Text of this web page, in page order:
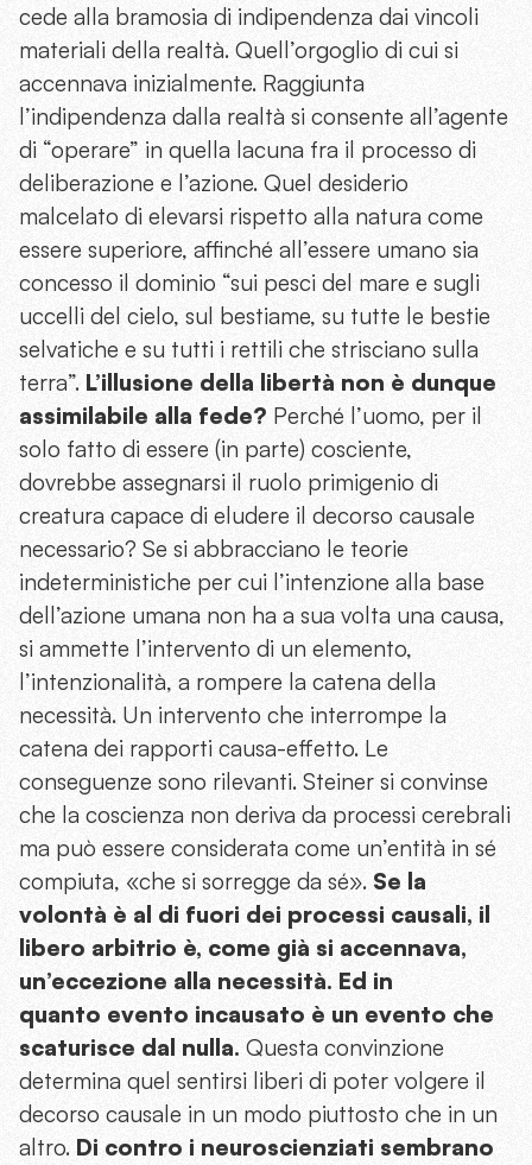
cede alla bramosia di indipendenza dai vincoli
materiali della realtà. Quell’orgoglio di cui si
accennava inizialmente. Raggiunta
l’indipendenza dalla realtà si consente all’agente
di “operare” in quella lacuna fra il processo di
deliberazione e l’azione. Quel desiderio
malcelato di elevarsi rispetto alla natura come
essere superiore, affinché all’essere umano sia
concesso il dominio “sui pesci del mare e sugli
uccelli del cielo, sul bestiame, su tutte le bestie
selvatiche e su tutti i rettili che strisciano sulla
terra”. L’illusione della libertà non è dunque
assimilabile alla fede? Perché l’uomo, per il
solo fatto di essere (in parte) cosciente,
dovrebbe assegnarsi il ruolo primigenio di
creatura capace di eludere il decorso causale
necessario? Se si abbracciano le teorie
indeterministiche per cui l’intenzione alla base
dell’azione umana non ha a sua volta una causa,
si ammette l’intervento di un elemento,
l’intenzionalità, a rompere la catena della
necessità. Un intervento che interrompe la
catena dei rapporti causa-effetto. Le
conseguenze sono rilevanti. Steiner si convinse
che la coscienza non deriva da processi cerebrali
ma può essere considerata come un’entità in sé
compiuta, «che si sorregge da sé». Se la
volontà è al di fuori dei processi causali, il
libero arbitrio è, come già si accennava,
un’eccezione alla necessità. Ed in
quanto evento incausato è un evento che
scaturisce dal nulla. Questa convinzione
determina quel sentirsi liberi di poter volgere il
decorso causale in un modo piuttosto che in un
altro. Di contro i neuroscienziati sembrano